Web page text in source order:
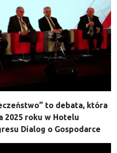
to debata, która
2025 roku w Hotelu
Dialog o Gospodarce